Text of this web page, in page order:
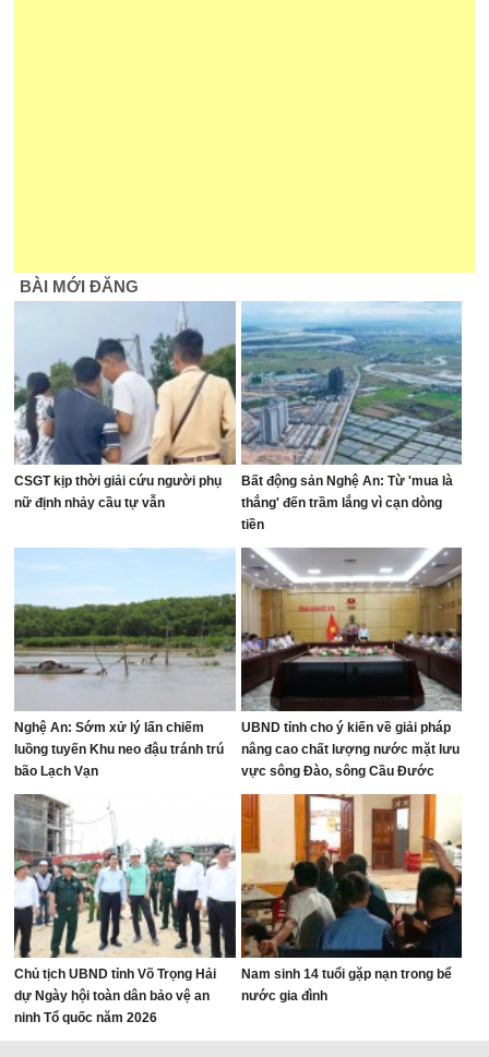
BÀI MỚI ĐĂNG
CSGT kịp thời giải cứu người phụ
nữ định nhảy cầu tự vẫn
Bất động sản Nghệ An: Từ 'mua là
thắng' đến trầm lắng vì cạn dòng
tiền
Nghệ An: Sớm xử lý lấn chiếm
luồng tuyến Khu neo đậu tránh trú
bão Lạch Vạn
UBND tỉnh cho ý kiến về giải pháp
nâng cao chất lượng nước mặt lưu
vực sông Đào, sông Cầu Đước
Chủ tịch UBND tỉnh Võ Trọng Hải
dự Ngày hội toàn dân bảo vệ an
ninh Tổ quốc năm 2026
Nam sinh 14 tuổi gặp nạn trong bể
nước gia đình